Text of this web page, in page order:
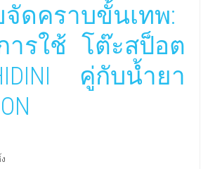
ดคราบขั้นเทพ:
ารใช้ โต๊ะสป็อต
คู่กับน้ำยา